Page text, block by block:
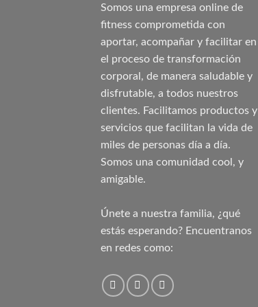
Somos una empresa online de
fitness comprometida con
aportar, acompañar y facilitar en
el proceso de transformación
corporal, de manera saludable y
disfrutable, a todos nuestros
clientes. Facilitamos productos y
servicios que facilitan la vida de
miles de personas día a día.
Somos una comunidad cool, y
amigable.
Únete a nuestra familia, ¿qué
estás esperando? Encuentranos
en redes como: